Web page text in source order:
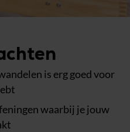
is erg goed voor
waarbij je jouw